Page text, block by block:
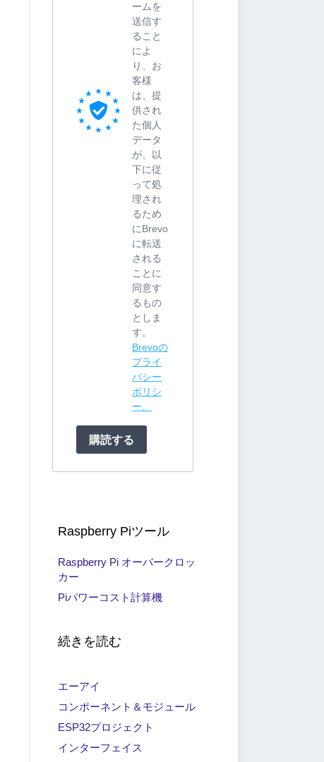
ームを
送信す
ること
によ
り、お
客様
は、提
供され
た個人
データ
が、以
下に従
って処
理され
るため
にBrevo
に転送
される
ことに
同意す
るもの
としま
す。
Brevoの
プライ
バシー
ポリシ
ー。
購読する
Raspberry Piツール
Raspberry Pi オーバークロッ
カー
Piパワーコスト計算機
続きを読む
エーアイ
コンポーネント＆モジュール
ESP32プロジェクト
インターフェイス